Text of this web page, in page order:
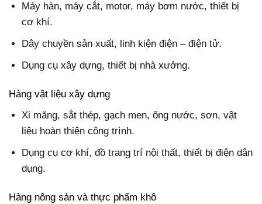
Máy hàn, máy cắt, motor, máy bơm nước, thiết bị
cơ khí.
Dây chuyền sản xuất, linh kiện điện – điện tử.
Dụng cụ xây dựng, thiết bị nhà xưởng.
Hàng vật liệu xây dựng
Xi măng, sắt thép, gạch men, ống nước, sơn, vật
liệu hoàn thiện công trình.
Dụng cụ cơ khí, đồ trang trí nội thất, thiết bị điện dân
dụng.
Hàng nông sản và thực phẩm khô